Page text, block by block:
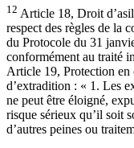
12 Article 18, Droit
respect des règles de la
du Protocole du 31
conformément au traité
Article 19, Protection en
d’extradition : « 1. Les
ne peut être éloigné,
risque sérieux qu’il soit
d’autres peines ou